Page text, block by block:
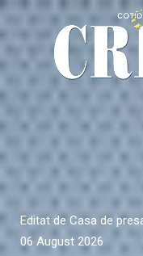
Editat de Casa de
06 August 2026